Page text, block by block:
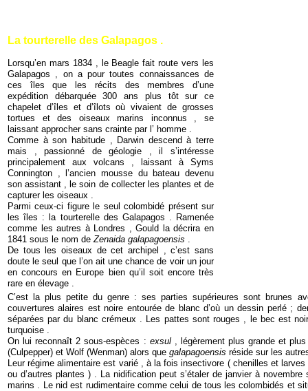
La tourterelle des Galapagos .
Lorsqu’en mars 1834 , le Beagle fait route vers les
Galapagos , on a pour toutes connaissances de
ces îles que les récits des membres d’une
expédition débarquée 300 ans plus tôt sur ce
chapelet d’îles et d’îlots où vivaient de grosses
tortues et des oiseaux marins inconnus , se
laissant approcher sans crainte par l’ homme .
Comme à son habitude , Darwin descend à terre
mais , passionné de géologie , il s’intéresse
principalement aux volcans , laissant à Syms
Connington , l’ancien mousse du bateau devenu
son assistant , le soin de collecter les plantes et de
capturer les oiseaux .
Parmi ceux-ci figure le seul colombidé présent sur
les îles : la tourterelle des Galapagos . Ramenée
comme les autres à Londres , Gould la décrira en
1841 sous le nom deZenaida galapagoensis .
De tous les oiseaux de cet archipel , c’est sans
doute le seul que l’on ait une chance de voir un jour
en concours en Europe bien qu’il soit encore très
rare en élevage .
C’est la plus petite du genre : ses parties supérieures sont brunes
couvertures alaires est noire entourée de blanc d’où un dessin perlé ;
séparées par du blanc crémeux . Les pattes sont rouges , le bec est
turquoise .
On lui reconnaît 2 sous-espèces : exsul, légèrement plus grande et
(Culpepper) et Wolf (Wenman) alors que galapagoensis réside sur les
Leur régime alimentaire est varié , à la fois insectivore ( chenilles et
ou d’autres plantes ) . La nidification peut s’étaler de janvier à
marins . Le nid est rudimentaire comme celui de tous les colombidés et